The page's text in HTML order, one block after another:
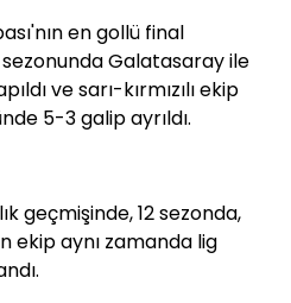
en gollü final
sezonunda Galatasaray ile
ve sarı-kırmızılı ekip
5-3 galip ayrıldı.
geçmişinde, 12 sezonda,
ekip aynı zamanda lig